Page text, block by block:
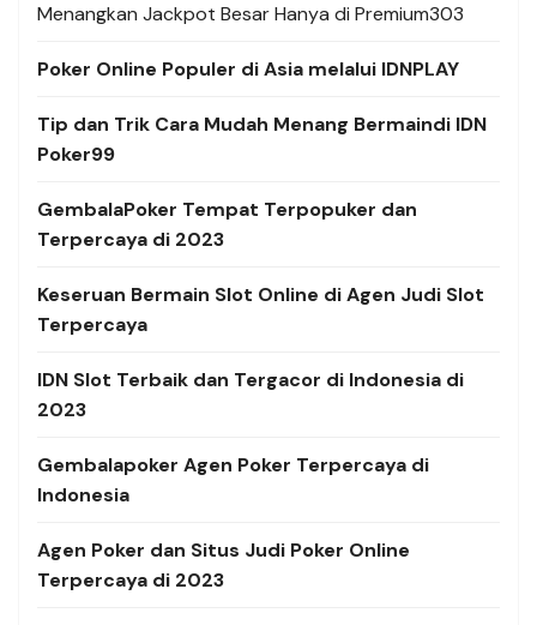
Menangkan Jackpot Besar Hanya di Premium303
Poker Online Populer di Asia melalui IDNPLAY
Tip dan Trik Cara Mudah Menang Bermaindi IDN
Poker99
GembalaPoker Tempat Terpopuker dan
Terpercaya di 2023
Keseruan Bermain Slot Online di Agen Judi Slot
Terpercaya
IDN Slot Terbaik dan Tergacor di Indonesia di
2023
Gembalapoker Agen Poker Terpercaya di
Indonesia
Agen Poker dan Situs Judi Poker Online
Terpercaya di 2023